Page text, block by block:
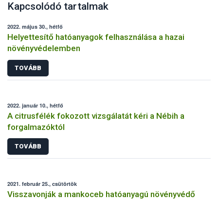
Kapcsolódó tartalmak
2022. május 30., hétfő
Helyettesítő hatóanyagok felhasználása a hazai
növényvédelemben
TOVÁBB
2022. január 10., hétfő
A citrusfélék fokozott vizsgálatát kéri a Nébih a
forgalmazóktól
TOVÁBB
2021. február 25., csütörtök
Visszavonják a mankoceb hatóanyagú növényvédő